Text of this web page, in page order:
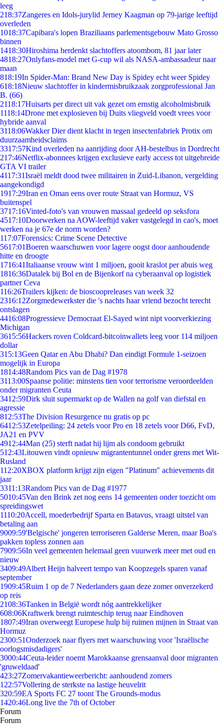
leeg
218:37Zangeres en Idols-jurylid Jerney Kaagman op 79-jarige leeftijd
overleden
1018:37Capibara's lopen Braziliaans parlementsgebouw Mato Grosso
binnen
1418:30Hiroshima herdenkt slachtoffers atoombom, 81 jaar later
4818:27Onlyfans-model met G-cup wil als NASA-ambassadeur naar
maan
818:19In Spider-Man: Brand New Day is Spidey echt weer Spidey
618:18Nieuw slachtoffer in kindermisbruikzaak zorgprofessional Jan
B. (66)
2118:17Huisarts per direct uit vak gezet om ernstig alcoholmisbruik
1118:14Drone met explosieven bij Duits vliegveld voedt vrees voor
hybride aanval
3118:06Wakker Dier dient klacht in tegen insectenfabriek Protix om
duurzaamheidsclaims
3317:57Kind overleden na aanrijding door AH-bestelbus in Dordrecht
217:46Netflix-abonnees krijgen exclusieve early access tot uitgebreide
GTA VI trailer
4117:31Israël meldt dood twee militairen in Zuid-Libanon, vergelding
aangekondigd
1917:29Iran en Oman eens over route Straat van Hormuz, VS
buitenspel
3717:16Vinted-foto's van vrouwen massaal gedeeld op seksfora
4517:10Doorwerken na AOW-leeftijd vaker vastgelegd in cao's, moet
werken na je 67e de norm worden?
117:07Forensics: Crime Scene Detective
5617:01Boeren waarschuwen voor lagere oogst door aanhoudende
hitte en droogte
1716:41Italiaanse vrouw wint 1 miljoen, gooit kraslot per abuis weg
1816:36Datalek bij Bol en de Bijenkorf na cyberaanval op logistiek
partner Ceva
116:26Trailers kijken: de bioscoopreleases van week 32
2316:12Zorgmedewerkster die 's nachts haar vriend bezocht terecht
ontslagen
4416:08Progressieve Democraat El-Sayed wint nipt voorverkiezing
Michigan
3615:56Hackers roven Coldcard-bitcoinwallets leeg voor 114 miljoen
dollar
315:13Geen Qatar en Abu Dhabi? Dan eindigt Formule 1-seizoen
mogelijk in Europa
1814:48Random Pics van de Dag #1978
3113:00Spaanse politie: minstens tien voor terrorisme veroordeelden
onder migranten Ceuta
3412:59Dirk sluit supermarkt op de Wallen na golf van diefstal en
agressie
812:53The Division Resurgence nu gratis op pc
6412:53Zetelpeiling: 24 zetels voor Pro en 18 zetels voor D66, FvD,
JA21 en PVV
4912:44Man (25) sterft nadat hij lijm als condoom gebruikt
512:43Litouwen vindt opnieuw migrantentunnel onder grens met Wit-
Rusland
112:20XBOX platform krijgt zijn eigen "Platinum" achievements dit
jaar
3311:13Random Pics van de Dag #1977
5010:45Van den Brink zet nog eens 14 gemeenten onder toezicht om
spreidingswet
1110:20Accell, moederbedrijf Sparta en Batavus, vraagt uitstel van
betaling aan
9009:59'Belgische' jongeren terroriseren Galderse Meren, maar Boa's
pakken topless zonnen aan
7909:56In veel gemeenten helemaal geen vuurwerk meer met oud en
nieuw
3409:49Albert Heijn halveert tempo van Koopzegels sparen vanaf
september
1909:45Ruim 1 op de 7 Nederlanders gaan deze zomer onverzekerd
op reis
2108:36Tanken in België wordt nóg aantrekkelijker
608:06Kraftwerk brengt ruimteschip terug naar Eindhoven
1807:49Iran overweegt Europese hulp bij ruimen mijnen in Straat van
Hormuz
2300:51Onderzoek naar flyers met waarschuwing voor 'Israëlische
oorlogsmisdadigers'
3000:44Ceuta-leider noemt Marokkaanse grensaanval door migranten
'gruweldaad'
423:27Zomervakantieweerbericht: aanhoudend zomers
1 22:57Vollering de sterkste na lastige heuvelrit
320:59EA Sports FC 27 toont The Grounds-modus
1420:46Long live the 7th of October
Forum
Forum